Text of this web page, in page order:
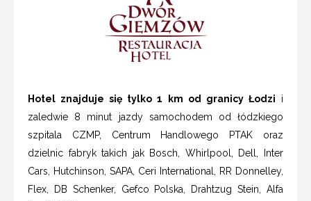
Hotel znajduje się tylko 1 km od granicy Łodzi i
zaledwie 8 minut jazdy samochodem od łódzkiego
szpitala CZMP, Centrum Handlowego PTAK oraz
dzielnic fabryk takich jak Bosch, Whirlpool, Dell, Inter
Cars, Hutchinson, SAPA, Ceri International, RR Donnelley,
Flex, DB Schenker, Gefco Polska, Drahtzug Stein, Alfa